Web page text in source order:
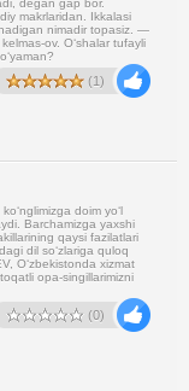
degan gap bor.
makrlaridan. Ikkalasi
nimadir topasiz. —
ov. O‘shalar tufayli
(1)
doim yo‘l
Barchamizga yaxshi
qaysi fazilatlari
dil so‘zlariga quloq
O‘zbekistonda xizmat
opa-singillarimizni
(0)